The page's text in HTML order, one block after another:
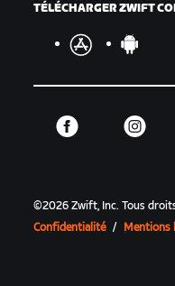
TÉLÉCHARGER ZWIFT
©2026 Zwift, Inc.Tous
Confidentialité / Mentions